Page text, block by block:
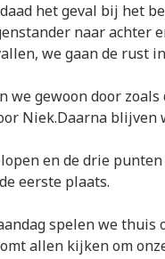
het geval bij het
naar achter
we gaan de rust
we gewoon door
Niek.Daarna blijven
en de drie
eerste plaats.
spelen we
allen kijken om